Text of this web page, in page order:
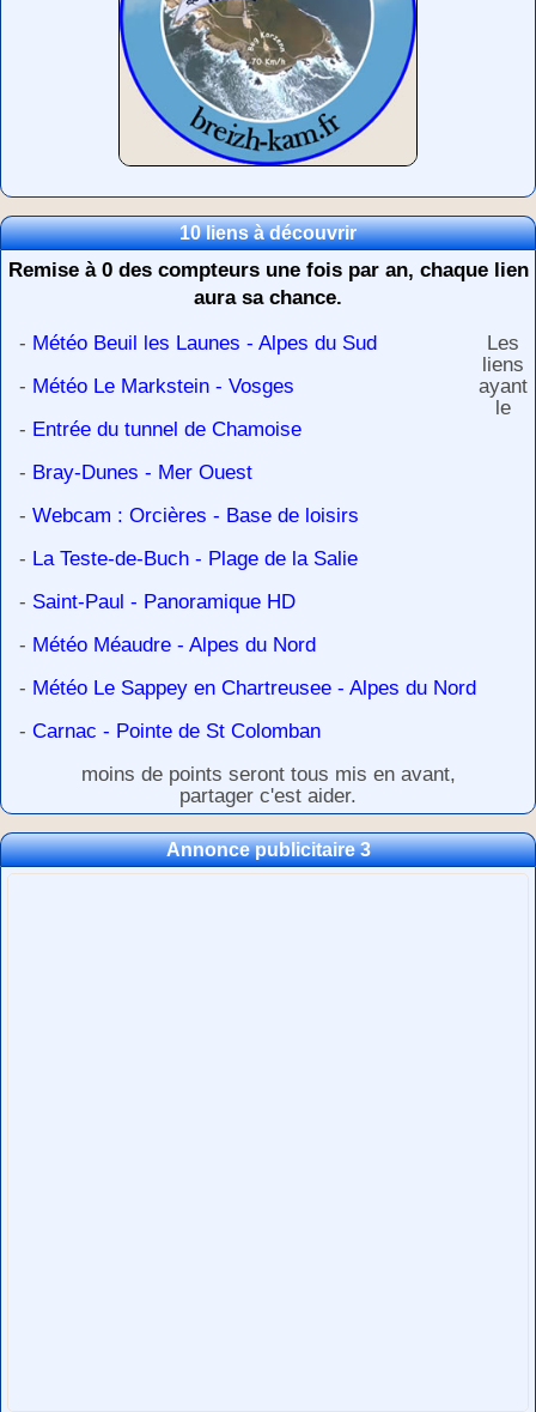
10 liens à découvrir
Remise à 0 des compteurs une fois par an, chaque lien
aura sa chance.
- Météo Beuil les Launes - Alpes du Sud
- Météo Le Markstein - Vosges
- Entrée du tunnel de Chamoise
- Bray-Dunes - Mer Ouest
- Webcam : Orcières - Base de loisirs
- La Teste-de-Buch - Plage de la Salie
- Saint-Paul - Panoramique HD
- Météo Méaudre - Alpes du Nord
- Météo Le Sappey en Chartreusee - Alpes du Nord
- Carnac - Pointe de St Colomban
Les
liens
ayant
le
moins de points seront tous mis en avant,
partager c'est aider.
Annonce publicitaire 3